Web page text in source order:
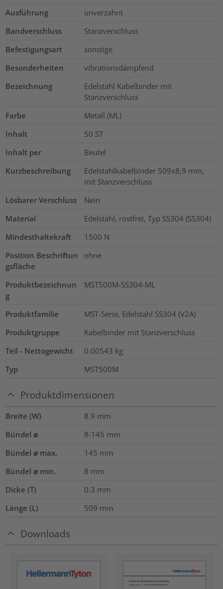
Ausführung
unverzahnt
Bandverschluss
Stanzverschluss
Befestigungsart
sonstige
Besonderheiten
vibrationsdämpfend
Bezeichnung
Edelstahl Kabelbinder mit
Stanzverschluss
Farbe
Metall (ML)
Inhalt
50 ST
Inhalt per
Beutel
Kurzbeschreibung
Edelstahlkabelbinder 509x8,9 mm,
mit Stanzverschluss
Lösbarer Verschluss
Nein
Material
Edelstahl, rostfrei, Typ SS304 (SS304)
Mindesthaltekraft
1500 N
Position Beschriftun
gsfläche
ohne
Produktbezeichnun
g
MST500M-SS304-ML
Produktfamilie
MST-Serie, Edelstahl SS304 (V2A)
Produktgruppe
Kabelbinder mit Stanzverschluss
Teil - Nettogewicht
0.00543 kg
Typ
MST500M
Produktdimensionen
Breite (W) 8.9 mm
Bündel ⌀
8-145 mm
Bündel ⌀ max.
145 mm
Bündel ⌀ min.
8 mm
Dicke (T)
0.3 mm
Länge (L)
509 mm
Downloads